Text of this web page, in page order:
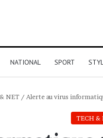
NATIONAL SPORT
NET / Alerte au virus
TECH &